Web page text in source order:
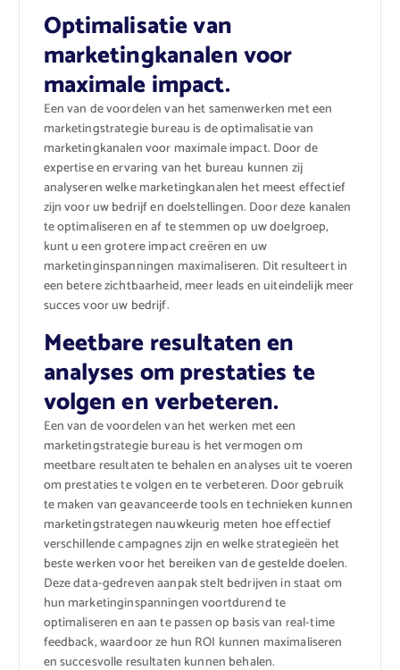
Optimalisatie van
marketingkanalen voor
maximale impact.
Een van de voordelen van het samenwerken met een
marketingstrategie bureau is de optimalisatie van
marketingkanalen voor maximale impact. Door de
expertise en ervaring van het bureau kunnen zij
analyseren welke marketingkanalen het meest effectief
zijn voor uw bedrijf en doelstellingen. Door deze kanalen
te optimaliseren en af te stemmen op uw doelgroep,
kunt u een grotere impact creëren en uw
marketinginspanningen maximaliseren. Dit resulteert in
een betere zichtbaarheid, meer leads en uiteindelijk meer
succes voor uw bedrijf.
Meetbare resultaten en
analyses om prestaties te
volgen en verbeteren.
Een van de voordelen van het werken met een
marketingstrategie bureau is het vermogen om
meetbare resultaten te behalen en analyses uit te voeren
om prestaties te volgen en te verbeteren. Door gebruik
te maken van geavanceerde tools en technieken kunnen
marketingstrategen nauwkeurig meten hoe effectief
verschillende campagnes zijn en welke strategieën het
beste werken voor het bereiken van de gestelde doelen.
Deze data-gedreven aanpak stelt bedrijven in staat om
hun marketinginspanningen voortdurend te
optimaliseren en aan te passen op basis van real-time
feedback, waardoor ze hun ROI kunnen maximaliseren
en succesvolle resultaten kunnen behalen.